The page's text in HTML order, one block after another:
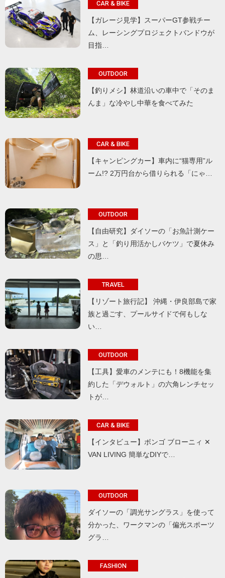
CAR & BIKE
【ガレージ見学】スーパーGT参戦チー
ム、レーシングプロジェクトバンドウが
目指…
OUTDOOR
【釣りメシ】林道沿いの車中で「そのま
んま」な冷やし中華を食べてみた
CAR & BIKE
【キャンピングカー】車内に“猫専用”ル
ーム!? 2万円台から借りられる「にゃ…
OUTDOOR
【自由研究】ダイソーの「お魚計測ケー
ス」と「釣り用活かしバケツ」で夏休み
の思…
TRAVEL
【リゾート旅行記】 沖縄・伊良部島で家
族と過ごす、プールサイドで何もしな
い…
OUTDOOR
【工具】愛車のメンテにも！8機能を集
約した「デウォルト」の六角レンチセッ
トが…
CAR & BIKE
【インタビュー】ボンゴ ブローニィ ✕
VAN LIVING 簡単なDIYで…
OUTDOOR
ダイソーの「調光サングラス」を使って
分かった、ワークマンの「偏光スポーツ
グラ…
FASHION